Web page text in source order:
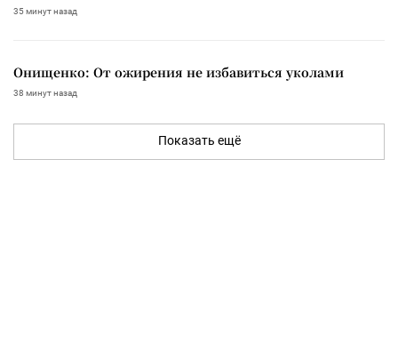
35 минут назад
Онищенко: От ожирения не избавиться уколами
38 минут назад
Показать ещё